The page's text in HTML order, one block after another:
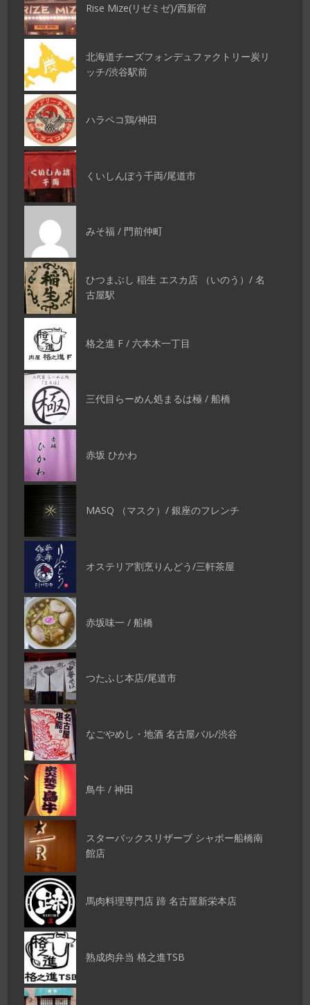
Rise Mize(リゼミゼ)/西新宿
北海道チーズフォンデュファクトリー炭リ
ッチ/渋谷駅前
ハラペコ鶏/神田
くいしんぼう千両/尾道市
みそ福 / 門前仲町
ひつまぶし 稲生 エスカ店 （いのう）/ 名
古屋駅
格之進 F / 六本木一丁目
三代目らーめん処まるは極 / 船橋
赤坂 ひかわ
MASQ （マスク）/ 銀座のフレンチ
オステリア割烹りんどう/三軒茶屋
赤坂味一 / 船橋
つたふじ本店/尾道市
なごやめし・地酒 名古屋バル/渋谷
鳥牛 / 神田
スターバックスリザーブ シャポー船橋南
館店
馬肉料理専門店 蹄 名古屋新栄本店
熟成肉弁当 格之進TSB